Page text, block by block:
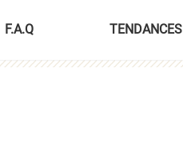
F.A.Q TENDANCES